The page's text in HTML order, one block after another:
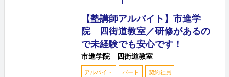
【塾講師アルバイト】市進学
院 四街道教室／研修があるの
で未経験でも安心です！
市進学院 四街道教室
アルバイト パート 契約社員